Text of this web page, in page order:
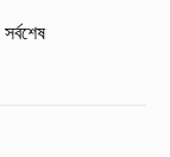
সর্বশেষ